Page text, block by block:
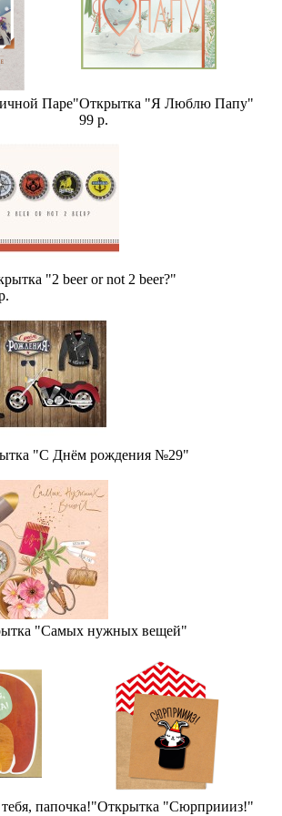
Паре"Открытка "Я Люблю Папу"
99 р.
"2 beer or not 2 beer?"
"С Днём рождения №29"
"Самых нужных вещей"
папочка!"Открытка "Сюрприииз!"